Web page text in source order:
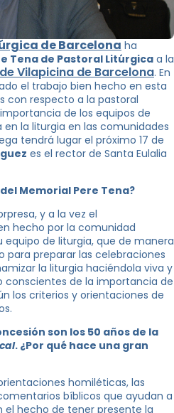
de Barcelona ha
Tena de Pastoral Litúrgica a la
Vilapicina de Barcelona. En
el trabajo bien hecho en esta
con respecto a la pastoral
de los equipos de
la liturgia en las comunidades
tendrá lugar el próximo 17 de
es el rector de Santa Eulalia
Memorial Pere Tena?
y a la vez el
hecho por la comunidad
equipo de liturgia, que de manera
preparar las celebraciones
la liturgia haciéndola viva y
conscientes de la importancia de
los criterios y orientaciones de
son los 50 años de la
. ¿Por qué hace una gran
homiléticas, las
bíblicos que ayudan a
el hecho de tener presente la